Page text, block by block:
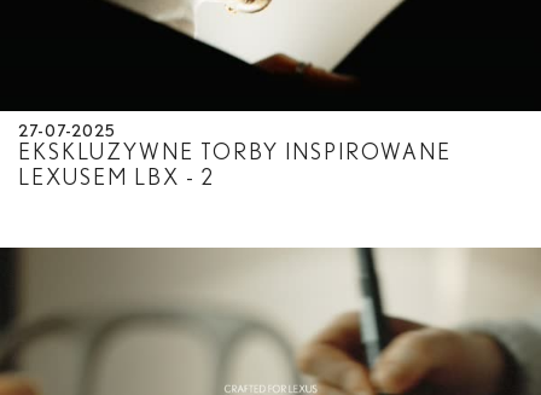
27-07-2025
EKSKLUZYWNE TORBY INSPIROWANE
LEXUSEM LBX - 2